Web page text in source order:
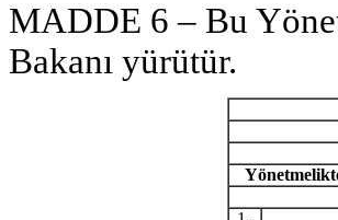
MADDE 6 – Bu
Bakanı yürütür.
Yö